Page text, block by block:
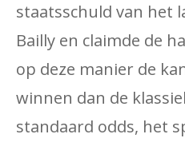
staatsschuld van het
Bailly en claimde de
op deze manier de
winnen dan de
standaard odds, het